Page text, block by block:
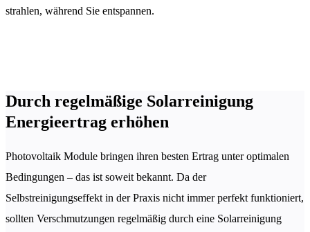
strahlen, während Sie entspannen.
Durch regelmäßige Solarreinigung
Energieertrag erhöhen
Photovoltaik Module bringen ihren besten Ertrag unter optimalen
Bedingungen – das ist soweit bekannt. Da der
Selbstreinigungseffekt in der Praxis nicht immer perfekt funktioniert,
sollten Verschmutzungen regelmäßig durch eine Solarreinigung